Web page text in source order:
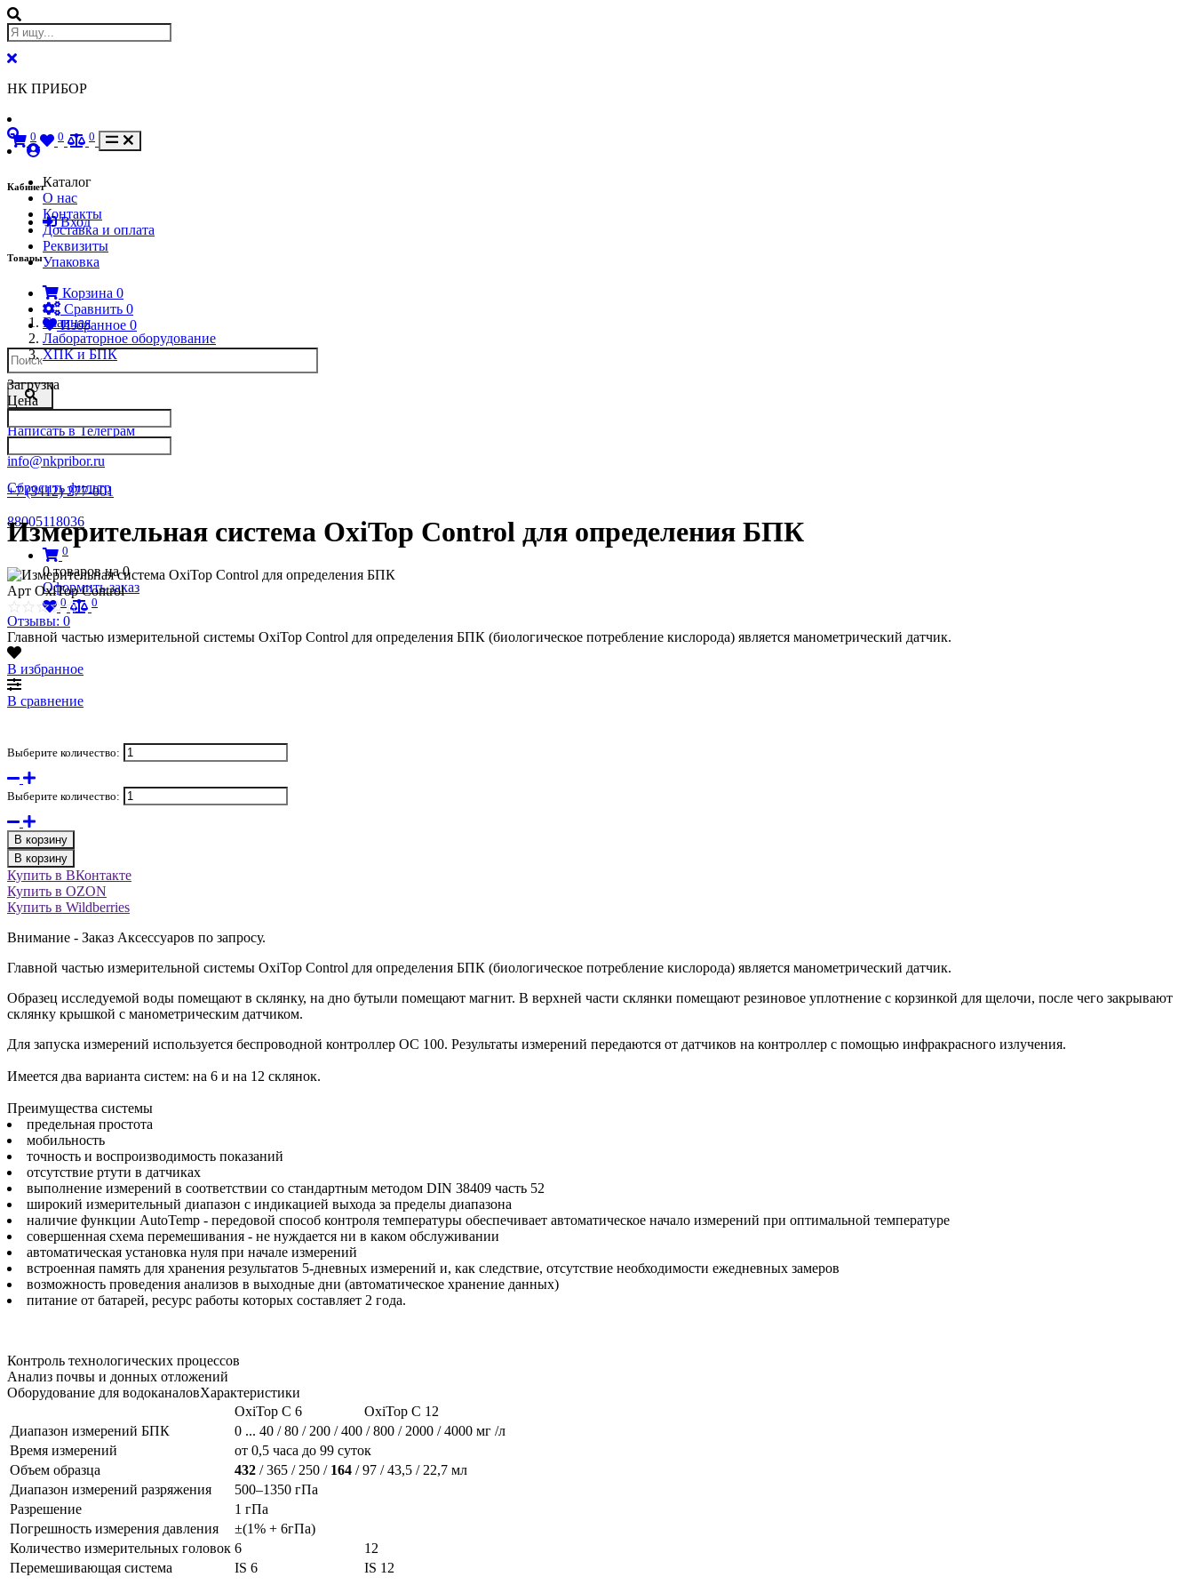
НК ПРИБОР
Кабинет
Вход
Товары
Корзина 0
Сравнить 0
Избранное 0
Написать в Телеграм
info@nkpribor.ru
+7 (3412) 277-001
88005118036
0
0 товаров на0
Оформить заказ
0 0
0 0 0
Каталог
О нас
Контакты
Доставка и оплата
Реквизиты
Упаковка
Главная
Лабораторное оборудование
ХПК и БПК
Загрузка
Цена
Сбросить фильтр
Измерительная система OxiTop Control для определения БПК
Арт OxiTop Control
Отзывы: 0
Главной частью измерительной системы OxiTop Control для определения БПК (биологическое потребление кислорода) является манометрический датчик.
В избранное
В сравнение
Выберите количество:
Выберите количество:
В корзину
В корзину
Купить в ВКонтакте
Купить в OZON
Купить в Wildberries
Внимание - Заказ Аксессуаров по запросу.
Главной частью измерительной системы OxiTop Control для определения БПК (биологическое потребление кислорода) является манометрический датчик.
Образец исследуемой воды помещают в склянку, на дно бутыли помещают магнит. В верхней части склянки помещают резиновое уплотнение с корзинкой для щелочи, после чего закрывают
склянку крышкой с манометрическим датчиком.
Для запуска измерений используется беспроводной контроллер OC 100. Результаты измерений передаются от датчиков на контроллер с помощью инфракрасного излучения.
Имеется два варианта систем: на 6 и на 12 склянок.
Преимущества системы
предельная простота
мобильность
точность и воспроизводимость показаний
отсутствие ртути в датчиках
выполнение измерений в соответствии со стандартным методом DIN 38409 часть 52
широкий измерительный диапазон с индикацией выхода за пределы диапазона
наличие функции AutoTemp - передовой способ контроля температуры обеспечивает автоматическое начало измерений при оптимальной температуре
совершенная схема перемешивания - не нуждается ни в каком обслуживании
автоматическая установка нуля при начале измерений
встроенная память для хранения результатов 5-дневных измерений и, как следствие, отсутствие необходимости ежедневных замеров
возможность проведения анализов в выходные дни (автоматическое хранение данных)
питание от батарей, ресурс работы которых составляет 2 года.
Контроль технологических процессов
Анализ почвы и донных отложений
Оборудование для водоканаловХарактеристики
OxiTop C 6
OxiTop C 12
Диапазон измерений БПК
0 ... 40 / 80 / 200 / 400 / 800 / 2000 / 4000 мг /л
Время измерений
от 0,5 часа до 99 суток
Объем образца
432 / 365 / 250 / 164 / 97 / 43,5 / 22,7 мл
Диапазон измерений разряжения
500–1350 гПа
Разрешение
1 гПа
Погрешность измерения давления
±(1% + 6гПа)
Количество измерительных головок 6
12
Перемешивающая система
IS 6 IS 12